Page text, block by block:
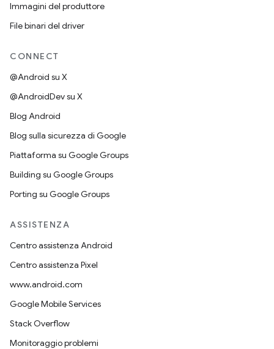
Immagini del produttore
File binari del driver
CONNECT
@Android su X
@AndroidDev su X
Blog Android
Blog sulla sicurezza di Google
Piattaforma su Google Groups
Building su Google Groups
Porting su Google Groups
ASSISTENZA
Centro assistenza Android
Centro assistenza Pixel
www.android.com
Google Mobile Services
Stack Overflow
Monitoraggio problemi